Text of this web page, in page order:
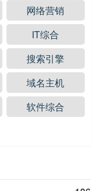
网络营销
IT综合
搜索引擎
域名主机
软件综合